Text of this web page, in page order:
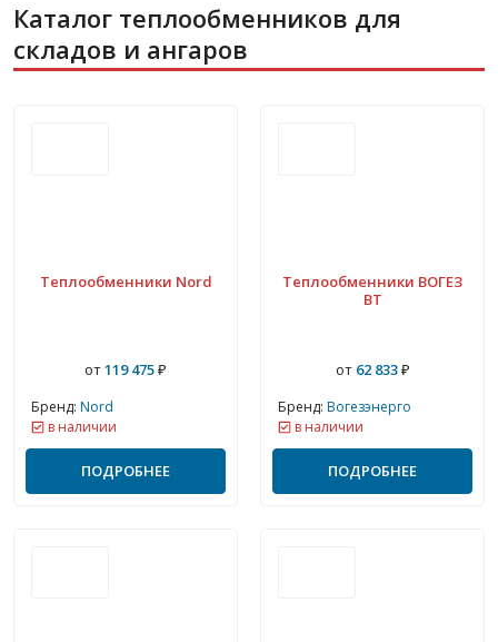
Каталог теплообменников для
складов и ангаров
Теплообменники Nord
от119 475₽
Бренд: Nord
в наличии
ПОДРОБНЕЕ
Теплообменники ВОГЕЗ
ВТ
от62 833₽
Бренд: Вогезэнерго
в наличии
ПОДРОБНЕЕ